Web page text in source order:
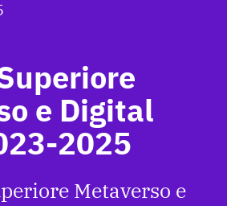
e Digital
2025
Metaverso e